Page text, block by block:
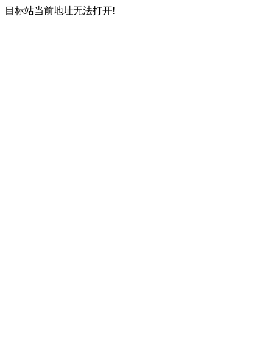
目标站当前地址无法打开!